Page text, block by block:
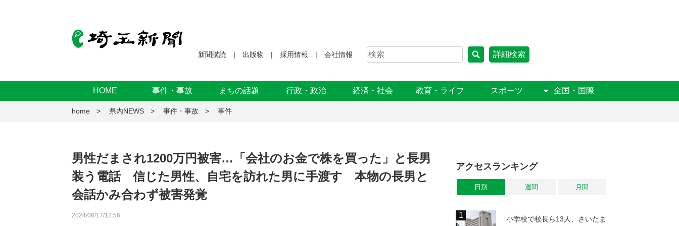
新聞購読 出版物 採用情報 会社情報 詳細検索
HOME 事件・事故 まちの話題 行政・政治 経済・社会 教育・ライフ スポーツ 全国・国際
home 県内NEWS 事件・事故 事件
男性だまされ1200万円被害…「会社のお金で株を買った」と長男
装う電話 信じた男性、自宅を訪れた男に手渡す 本物の長男と
会話かみ合わず被害発覚
2024/06/17/12:56
アクセスランキング
日別 週間 月間
小学校で校長ら13人、さいたま